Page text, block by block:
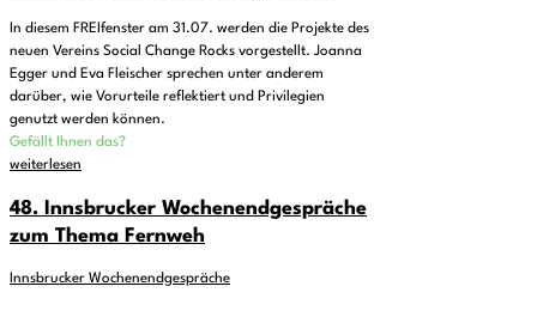
In diesem FREIfenster am 31.07. werden die Projekte des
neuen Vereins Social Change Rocks vorgestellt. Joanna
Egger und Eva Fleischer sprechen unter anderem
darüber, wie Vorurteile reflektiert und Privilegien
genutzt werden können.
Gefällt Ihnen das?
weiterlesen
48. Innsbrucker Wochenendgespräche
zum Thema Fernweh
Innsbrucker Wochenendgespräche